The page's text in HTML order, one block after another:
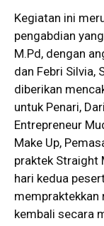
Kegiatan ini
pengabdian
M.Pd, dengan
dan Febri Silvia,
diberikan
untuk Penari,
Entrepreneur
Make Up,
praktek Straight
hari kedua
mempraktekkan
kembali secara